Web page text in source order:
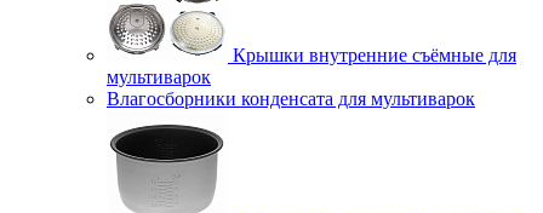
Крышки внутренние съёмные для
мультиварок
Влагосборники конденсата для мультиварок